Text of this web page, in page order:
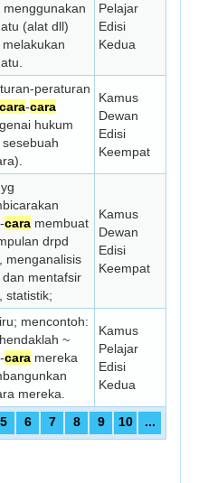
menggunakan
(alat dll)
Pelajar
Edisi
Kedua
peraturan
cara-cara
hukum
sesebuah
Kamus
Dewan
Edisi
Keempat
-cara membuat
drpd
meng­analisis
mentafsir
statistik;
Kamus
Dewan
Edisi
Keempat
mencontoh:
~
-cara mereka
mereka.
Kamus
Pelajar
Edisi
Kedua
5 6 7 8 9 10 ...